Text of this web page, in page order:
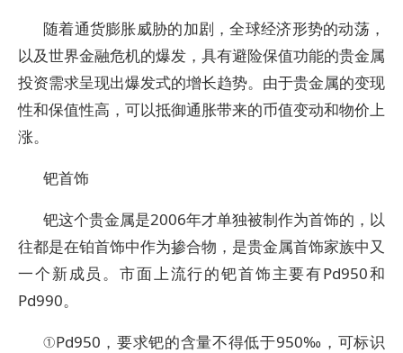
随着通货膨胀威胁的加剧，全球经济形势的动荡，
以及世界金融危机的爆发，具有避险保值功能的贵金属
投资需求呈现出爆发式的增长趋势。由于贵金属的变现
性和保值性高，可以抵御通胀带来的币值变动和物价上
涨。
钯首饰
钯这个贵金属是2006年才单独被制作为首饰的，以
往都是在铂首饰中作为掺合物，是贵金属首饰家族中又
一个新成员。市面上流行的钯首饰主要有Pd950和
Pd990。
①Pd950，要求钯的含量不得低于950‰，可标识